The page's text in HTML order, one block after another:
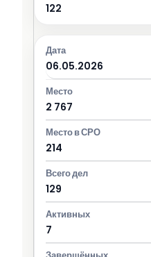
122
06.05.2026
2 767
214
129
7